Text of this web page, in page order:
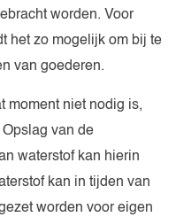
worden. Voor
het zo mogelijk om bij te
van goederen.
moment niet nodig is,
van de
waterstof kan hierin
kan in tijden van
worden voor eigen